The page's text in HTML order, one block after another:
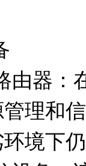
理和
境下